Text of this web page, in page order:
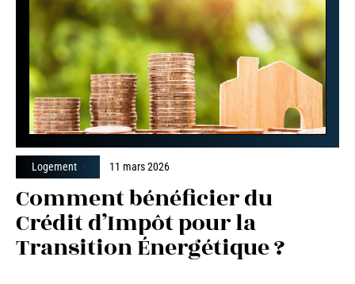
Logement 11 mars 2026
Comment bénéficier du
Crédit d’Impôt pour la
Transition Énergétique ?